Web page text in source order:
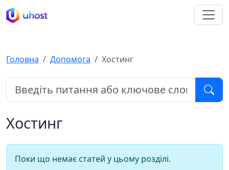
Головна Допомога Хостинг
Хостинг
Поки що немає статей у цьому розділі.